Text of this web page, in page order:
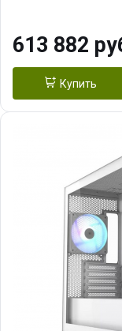
Turbo/ 960 ГБ
613 882
Купить